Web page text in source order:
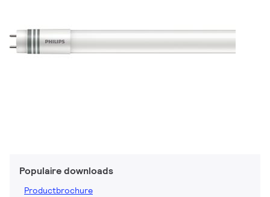
Populaire downloads
Productbrochure